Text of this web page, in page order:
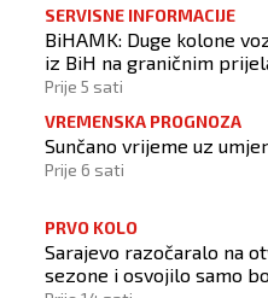
SERVISNE INFORMACIJE
BiHAMK: Duge kolone
iz BiH na graničnim
Prije 5 sati
VREMENSKA PROGNOZA
Sunčano vrijeme uz
Prije 6 sati
PRVO KOLO
Sarajevo razočaralo na
sezone i osvojilo samo